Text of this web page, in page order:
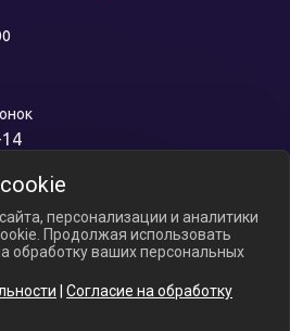
информационный характер и
курса российского рубля цены на
уточняйте актуальные цены у
Данных
персонализации и аналитики
Продолжая использовать
обработку ваших персональных
Согласие на обработку